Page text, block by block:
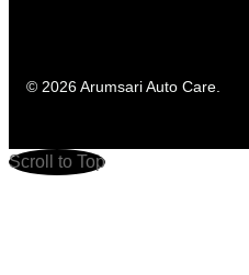
© 2026 Arumsari Auto Care.
Scroll to Top